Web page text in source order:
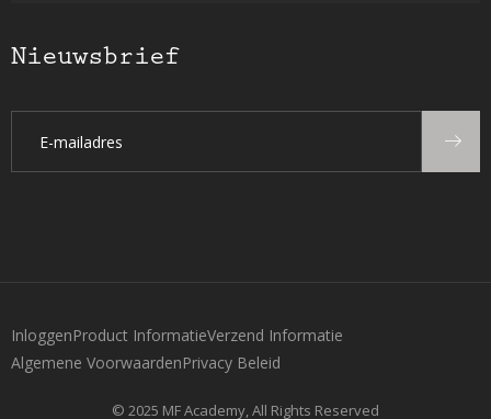
Nieuwsbrief
InloggenProduct InformatieVerzend Informatie
Algemene VoorwaardenPrivacy Beleid
© 2025 MF Academy, All Rights Reserved